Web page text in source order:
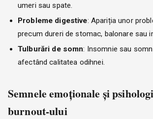
umeri sau spate.
Probleme digestive: Apariția unor
precum dureri de stomac, balonare sau
Tulburări de somn: Insomnie sau
afectând calitatea odihnei.
Semnele emoționale și
burnout-ului